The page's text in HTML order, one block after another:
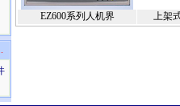
EZ600系列人机界 上架